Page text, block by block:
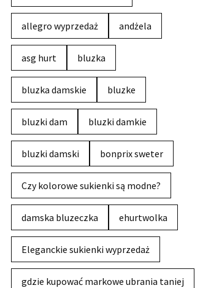
allegro wyprzedaż andżela
asg hurt bluzka
bluzka damskie bluzke
bluzki dam bluzki damkie
bluzki damski bonprix sweter
Czy kolorowe sukienki są modne?
damska bluzeczka ehurtwolka
Eleganckie sukienki wyprzedaż
gdzie kupować markowe ubrania taniej